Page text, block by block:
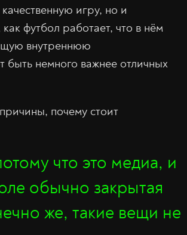
игру, но и
футбол работает, что в нём
внутреннюю
немного важнее отличных
почему стоит
что это медиа, и
обычно закрытая
же, такие вещи не